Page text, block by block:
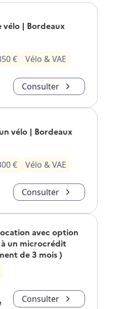
vélo | Bordeaux
€
Vélo & VAE
Consulter
vélo | Bordeaux
€
Vélo & VAE
Consulter
avec option
à un microcrédit
de 3 mois )
Consulter